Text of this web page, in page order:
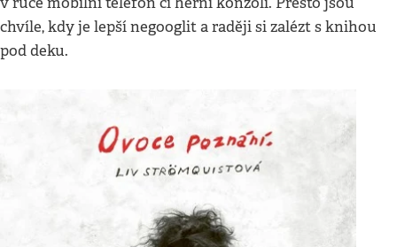
chvíle, kdy je lepší negooglit a raději si zalézt s knihou
pod deku.